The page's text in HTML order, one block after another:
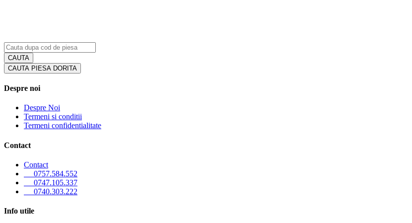
CAUTA PIESA DORITA
Despre noi
Despre Noi
Termeni si conditii
Termeni confidentialitate
Contact
Contact
0757.584.552
0747.105.337
0740.303.222
Info utile